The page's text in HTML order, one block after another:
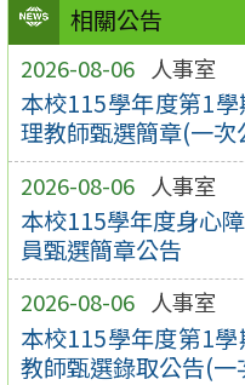
相關公告
2026-08-06 人事室
本校115學年度第1
理教師甄選簡章(一
2026-08-06 人事室
本校115學年度身心
員甄選簡章公告
2026-08-06 人事室
本校115學年度第1
教師甄選錄取公告(